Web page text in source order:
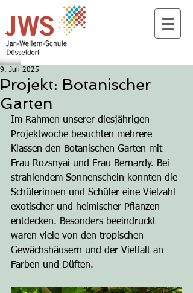
Projekt: Botanischer
Garten
9. Juli 2025
Im Rahmen unserer diesjährigen
Projektwoche besuchten mehrere
Klassen den Botanischen Garten mit
Frau Rozsnyai und Frau Bernardy. Bei
strahlendem Sonnenschein konnten die
Schülerinnen und Schüler eine Vielzahl
exotischer und heimischer Pflanzen
entdecken. Besonders beeindruckt
waren viele von den tropischen
Gewächshäusern und der Vielfalt an
Farben und Düften.